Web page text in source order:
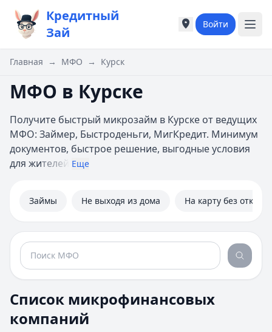
Кредитный
Зай
Города России
А
Астрахань
Б
Владимир
Волгоград
Воронеж
Е
И
Города России
А
Астрахань
Б
Владимир
Волгоград
Воронеж
Е
И
Войти
Главная → МФО → Курск
МФО в Курске
Получите быстрый микрозайм в Курске от ведущих
МФО: Займер, Быстроденьги, МигКредит. Минимум
документов, быстрое решение, выгодные условия
для жителей Еще
Займы Не выходя из дома На карту без отказа
Список микрофинансовых
компаний